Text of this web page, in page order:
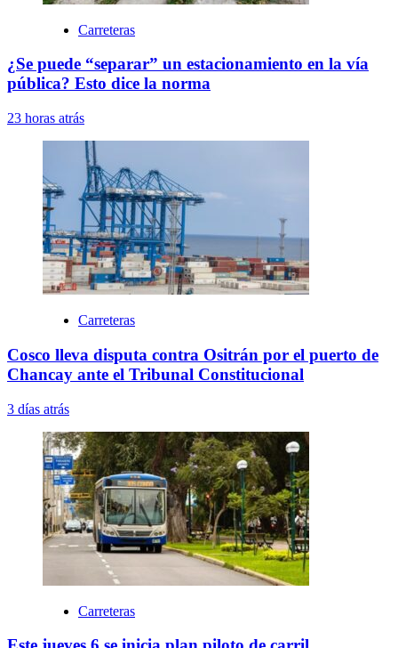
Carreteras
¿Se puede “separar” un estacionamiento en la vía
pública? Esto dice la norma
23 horas atrás
Carreteras
Cosco lleva disputa contra Ositrán por el puerto de
Chancay ante el Tribunal Constitucional
3 días atrás
Carreteras